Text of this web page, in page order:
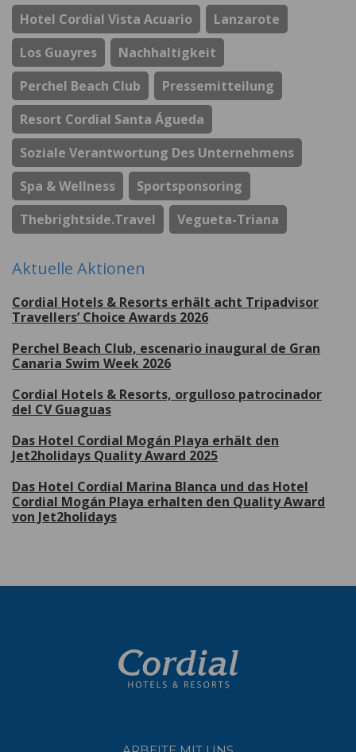
Hotel Cordial Vista Acuario
Lanzarote
Los Guayres
Nachhaltigkeit
Perchel Beach Club
Pressemitteilung
Resort Cordial Santa Águeda
Soziale Verantwortung Des Unternehmens
Spa & Wellness
Sportsponsoring
Thebrightside.travel
Vegueta-Triana
Aktuelle Aktionen
Cordial Hotels & Resorts erhält acht Tripadvisor
Travellers’ Choice Awards 2026
Perchel Beach Club, escenario inaugural de Gran
Canaria Swim Week 2026
Cordial Hotels & Resorts, orgulloso patrocinador
del CV Guaguas
Das Hotel Cordial Mogán Playa erhält den
Jet2holidays Quality Award 2025
Das Hotel Cordial Marina Blanca und das Hotel
Cordial Mogán Playa erhalten den Quality Award
von Jet2holidays